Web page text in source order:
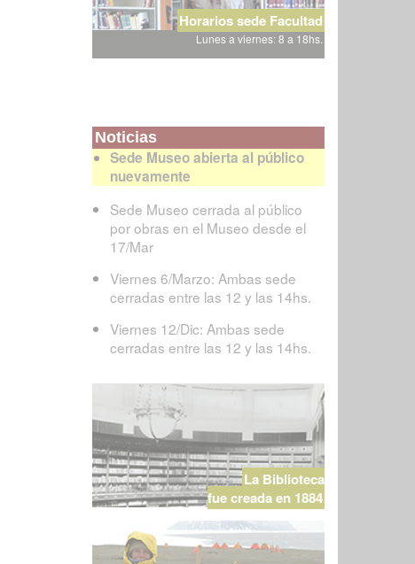
Horarios sede Facultad
Lunes a viernes: 8 a 18hs.
Noticias
Sede Museo abierta al público
nuevamente
Sede Museo cerrada al público
por obras en el Museo desde el
17/Mar
Viernes 6/Marzo: Ambas sede
cerradas entre las 12 y las 14hs.
Viernes 12/Dic: Ambas sede
cerradas entre las 12 y las 14hs.
La Biblioteca
fue creada en 1884